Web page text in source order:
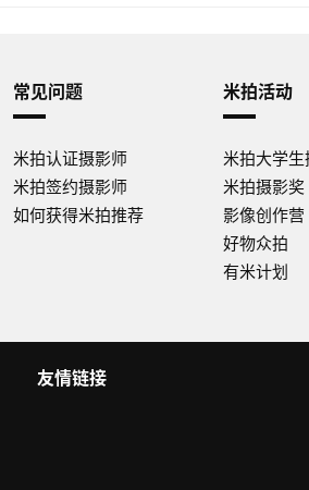
常见问题
米拍认证摄影师
米拍签约摄影师
如何获得米拍推荐
米拍活动
米拍大学
米拍摄影奖
影像创作营
好物众拍
有米计划
友情链接